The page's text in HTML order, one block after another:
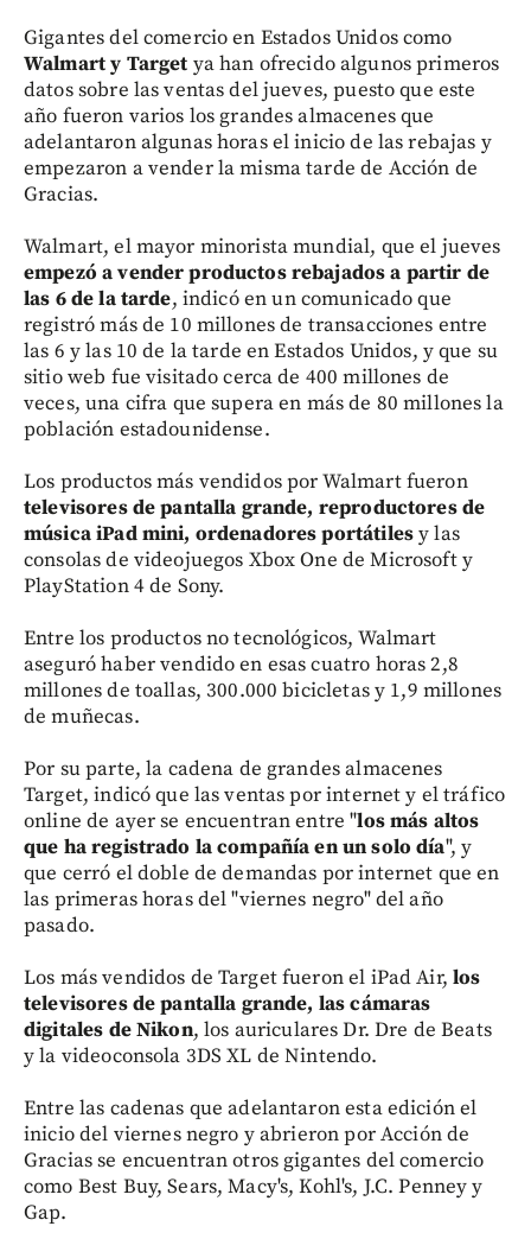
Gigantes del comercio en Estados Unidos como
Walmart y Target ya han ofrecido algunos primeros
datos sobre las ventas del jueves, puesto que este
año fueron varios los grandes almacenes que
adelantaron algunas horas el inicio de las rebajas y
empezaron a vender la misma tarde de Acción de
Gracias.
Walmart, el mayor minorista mundial, que el jueves
empezó a vender productos rebajados a partir de
las 6 de la tarde, indicó en un comunicado que
registró más de 10 millones de transacciones entre
las 6 y las 10 de la tarde en Estados Unidos, y que su
sitio web fue visitado cerca de 400 millones de
veces, una cifra que supera en más de 80 millones la
población estadounidense.
Los productos más vendidos por Walmart fueron
televisores de pantalla grande, reproductores de
música iPad mini, ordenadores portátilesy las
consolas de videojuegos Xbox One de Microsoft y
PlayStation 4 de Sony.
Entre los productos no tecnológicos, Walmart
aseguró haber vendido en esas cuatro horas 2,8
millones de toallas, 300.000 bicicletas y 1,9 millones
de muñecas.
Por su parte, la cadena de grandes almacenes
Target, indicó que las ventas por internet y el tráfico
online de ayer se encuentran entre "los más altos
que ha registrado la compañía en un solo día", y
que cerró el doble de demandas por internet que en
las primeras horas del "viernes negro" del año
pasado.
Los más vendidos de Target fueron el iPad Air,los
televisores de pantalla grande, las cámaras
digitales de Nikon, los auriculares Dr. Dre de Beats
y la videoconsola 3DS XL de Nintendo.
Entre las cadenas que adelantaron esta edición el
inicio del viernes negro y abrieron por Acción de
Gracias se encuentran otros gigantes del comercio
como Best Buy, Sears, Macy's, Kohl's, J.C. Penney y
Gap.